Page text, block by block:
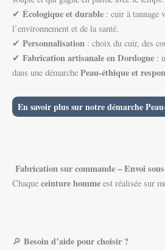
✔ Écologique et durable : cuir à tannage
l’environnement et de la santé.
✔ Personnalisation : choix du cuir, des
✔ Fabrication artisanale en Dordogne :
dans une démarche Peau-éthique et
En savoir plus sur notre démarche
Fabrication sur commande – Envoi
Chaque ceinture homme est réalisée sur
🔎 Besoin d’aide pour choisir ?